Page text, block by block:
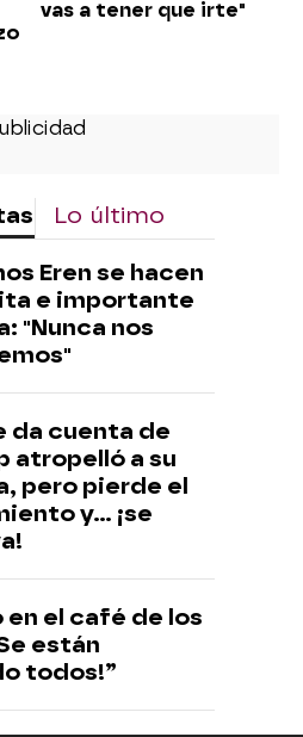
vas a tener que irte"
Lo último
Eren se hacen
e importante
"Nunca nos
da cuenta de
atropelló a su
pero pierde el
y... ¡se
en el café de los
están
todos!”